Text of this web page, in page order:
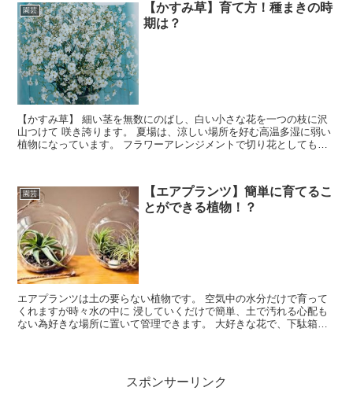
園芸
【かすみ草】育て方！種まきの時
期は？
【かすみ草】 細い茎を無数にのばし、白い小さな花を一つの枝に沢
山つけて 咲き誇ります。 夏場は、涼しい場所を好む高温多湿に弱い
植物になっています。 フラワーアレンジメントで切り花としても活
園芸
【エアプランツ】簡単に育てるこ
とができる植物！？
エアプランツは土の要らない植物です。 空気中の水分だけで育って
くれますが時々水の中に 浸していくだけで簡単、土で汚れる心配も
ない為好きな場所に置いて管理できます。 大好きな花で、下駄箱の
スポンサーリンク